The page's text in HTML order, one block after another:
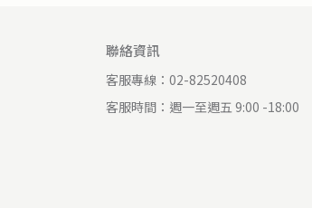
聯絡資訊
客服專線：02-82520408
客服時間：週一至週五 9:00 -18:00